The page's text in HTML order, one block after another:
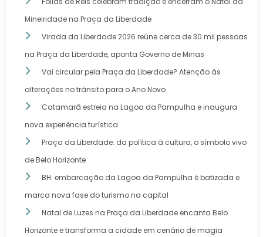
Mineiridade na Praça da Liberdade
Virada da Liberdade 2026 reúne cerca de 30 mil pessoas
na Praça da Liberdade, aponta Governo de Minas
Vai circular pela Praça da Liberdade? Atenção às
alterações no trânsito para o Ano Novo
Catamarã estreia na Lagoa da Pampulha e inaugura
nova experiência turística
Praça da Liberdade: da política à cultura, o símbolo vivo
de Belo Horizonte
BH: embarcação da Lagoa da Pampulha é batizada e
marca nova fase do turismo na capital
Natal de Luzes na Praça da Liberdade encanta Belo
Horizonte e transforma a cidade em cenário de magia